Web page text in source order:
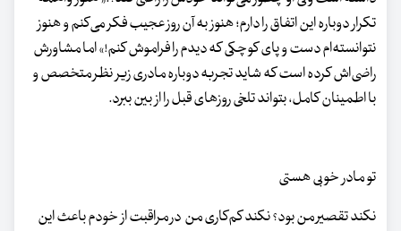
تکرار دوباره این اتفاق را دارم؛ هنوز به آن روز عجیب فکر می‌کنم و هنوز
نتوانسته‌ام دست و پای کوچکی که دیدم را فراموش کنم!» اما مشاورش
راضی‌اش کرده است که شاید تجربه دوباره مادری زیر نظر متخصص و
با اطمینان کامل، بتواند تلخی روزهای قبل را از بین ببرد.
تو مادر خوبی هستی
نکند تقصیر من بود؟ نکند کم‌کاری من در مراقبت از خودم باعث این